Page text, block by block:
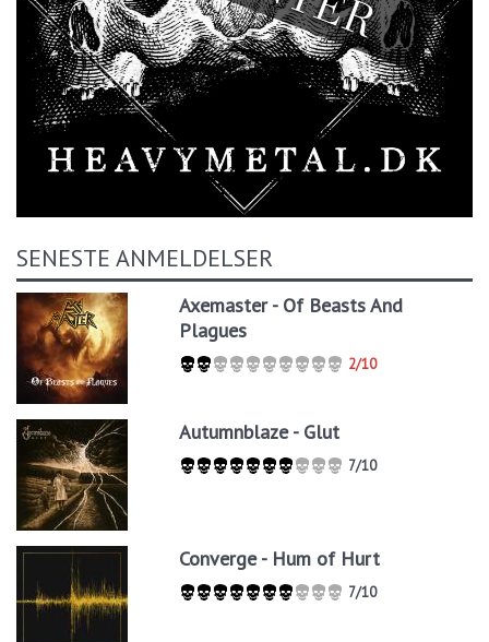
SENESTE ANMELDELSER
Axemaster - Of Beasts And
Plagues
2/10
Autumnblaze - Glut
7/10
Converge - Hum of Hurt
7/10